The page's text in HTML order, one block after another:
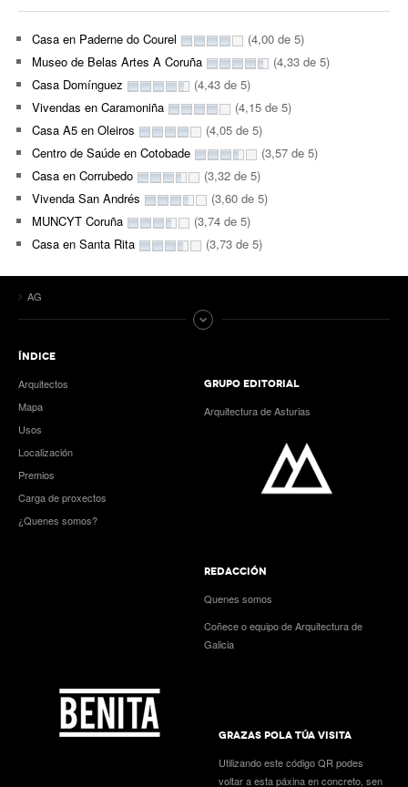
Casa en Paderne do Courel
(4,00 de 5)
Museo de Belas Artes A Coruña
(4,33 de 5)
Casa Domínguez
(4,43 de 5)
Vivendas en Caramoniña
(4,15 de 5)
Casa A5 en Oleiros
(4,05 de 5)
Centro de Saúde en Cotobade
(3,57 de 5)
Casa en Corrubedo
(3,32 de 5)
Vivenda San Andrés
(3,60 de 5)
MUNCYT Coruña
(3,74 de 5)
Casa en Santa Rita
(3,73 de 5)
AG
ÍNDICE
Arquitectos
Mapa
Usos
Localización
Premios
Carga de proxectos
¿Quenes somos?
GRUPO EDITORIAL
Arquitectura de Asturias
REDACCIÓN
Quenes somos
Coñece o equipo de Arquitectura de
Galicia
GRAZAS POLA TÚA VISITA
Utilizando este código QR podes
voltar a esta páxina en concreto, sen